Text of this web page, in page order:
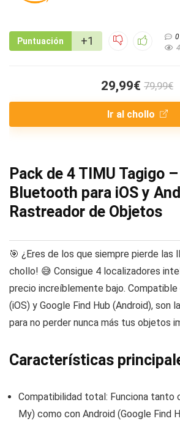
Puntuación +1
0
29,99€ 79,99€
Ir al chollo
Pack de 4 TIMU Tagigo
Bluetooth para iOS y
Rastreador de Objetos
🎯 ¿Eres de los que siempre pierde las
chollo! 😅 Consigue 4 localizadores
precio increíblemente bajo.
(iOS) y Google Find Hub (Android), son
para no perder nunca más tus objetos
Características
Compatibilidad total: Funciona tanto
My) como con Android (Google Find